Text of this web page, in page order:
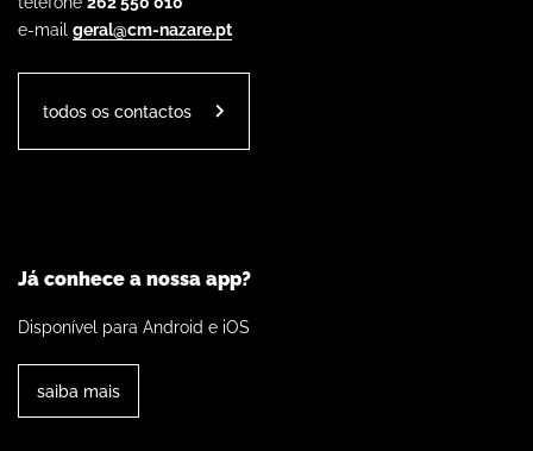
e-mail geral@cm-nazare.pt
todos os contactos
Já conhece a nossa app?
Disponível para Android e iOS
saiba mais